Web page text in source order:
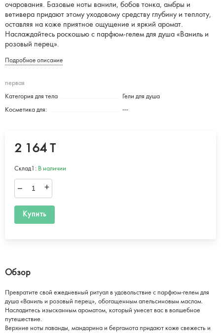
очарования. Базовые ноты ванили, бобов тонка, амбры и
ветивера придают этому уходовому средству глубину и теплоту,
оставляя на коже приятное ощущение и яркий аромат.
Наслаждайтесь роскошью с парфюм-гелем для душа «Ваниль и
розовый перец».
Подробное описание
первая
Категория для тела Гели для душа
Косметика для: ---
2 164 T
Склад1: В наличии
– +
Купить
Обзор
Превратите свой ежедневный ритуал в удовольствие с парфюм-гелем для
душа «Ваниль и розовый перец», обогащенным апельсиновым маслом.
Насладитесь изысканным ароматом, который унесет вас в волшебное
путешествие.
Верхние ноты лаванды, мандарина и бергамота придают коже свежесть и